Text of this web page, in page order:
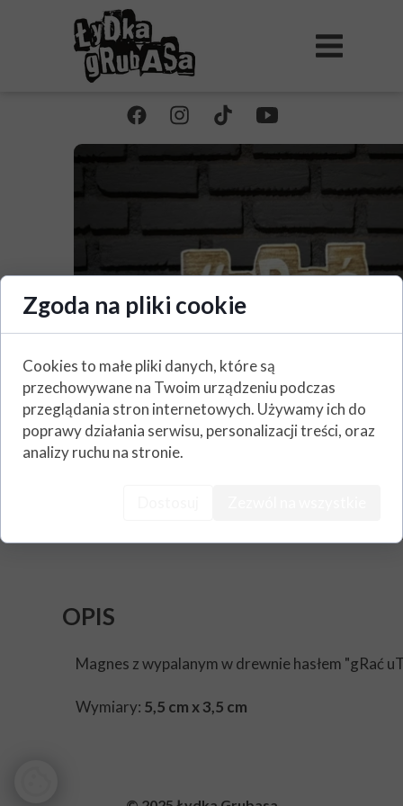
OPIS
Magnes z wypalanym w drewnie hasłem "gRać
Wymiary: 5,5 cm x 3,5 cm
Zgoda na pliki cookie
Cookies to małe pliki danych, które są
przechowywane na Twoim urządzeniu podczas
przeglądania stron internetowych. Używamy ich do
poprawy działania serwisu, personalizacji treści, oraz
analizy ruchu na stronie.